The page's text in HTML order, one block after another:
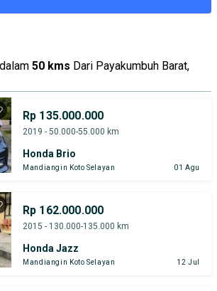
50 kms Dari Payakumbuh Barat,
Rp 135.000.000
2019 - 50.000-55.000 km
Honda Brio
Mandiangin Koto Selayan 01 Agu
Rp 162.000.000
2015 - 130.000-135.000 km
Honda Jazz
Mandiangin Koto Selayan 12 Jul